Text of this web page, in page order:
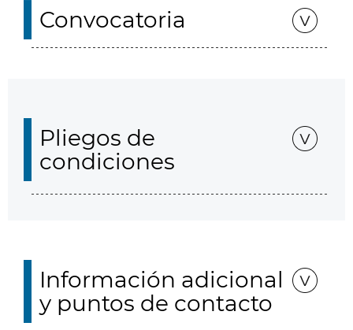
Convocatoria
Pliegos de
condiciones
Información adicional
y puntos de contacto